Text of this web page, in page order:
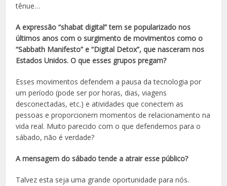
tênue…
A expressão “shabat digital” tem se popularizado nos
últimos anos com o surgimento de movimentos como o
“Sabbath Manifesto” e “Digital Detox”, que nasceram nos
Estados Unidos. O que esses grupos pregam?
Esses movimentos defendem a pausa da tecnologia por
um período (pode ser por horas, dias, viagens
desconectadas, etc.) e atividades que conectem as
pessoas e proporcionem momentos de relacionamento na
vida real. Muito parecido com o que defendemos para o
sábado, não é verdade?
A mensagem do sábado tende a atrair esse público?
Talvez esta seja uma grande oportunidade para nós.